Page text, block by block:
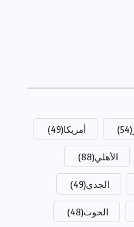
(54) أمريكا(49)
الأهلي(88)
الجدي(49)
الحوت(48)